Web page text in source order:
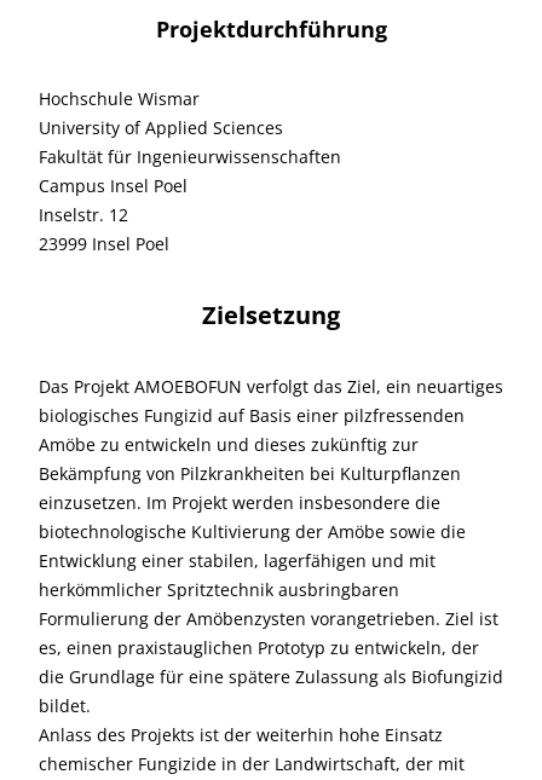
Projektdurchführung
Hochschule Wismar
University of Applied Sciences
Fakultät für Ingenieurwissenschaften
Campus Insel Poel
Inselstr. 12
23999 Insel Poel
Zielsetzung
Das Projekt AMOEBOFUN verfolgt das Ziel, ein neuartiges
biologisches Fungizid auf Basis einer pilzfressenden
Amöbe zu entwickeln und dieses zukünftig zur
Bekämpfung von Pilzkrankheiten bei Kulturpflanzen
einzusetzen. Im Projekt werden insbesondere die
biotechnologische Kultivierung der Amöbe sowie die
Entwicklung einer stabilen, lagerfähigen und mit
herkömmlicher Spritztechnik ausbringbaren
Formulierung der Amöbenzysten vorangetrieben. Ziel ist
es, einen praxistauglichen Prototyp zu entwickeln, der
die Grundlage für eine spätere Zulassung als Biofungizid
bildet.
Anlass des Projekts ist der weiterhin hohe Einsatz
chemischer Fungizide in der Landwirtschaft, der mit